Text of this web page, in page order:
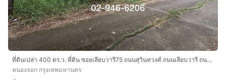
ที่ดินเปล่า 400 ตร.ว. ที่ดิน ซอยเลียบวารี75 ถนนสุวินทวงศ์ ถนนเลียบวารี ถนนประชาร่วมใจ ถนนสุวินทวงศ์ เขตหนองจอก กรุงเทพมหานคร
หนองจอก กรุงเทพมหานคร